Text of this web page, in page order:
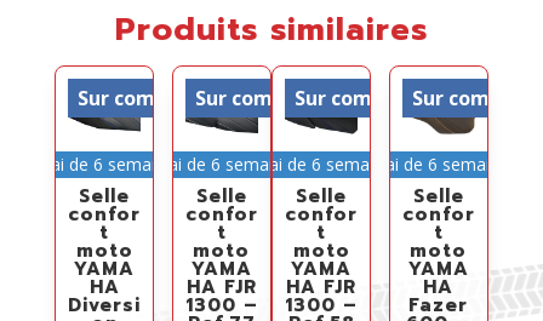
Produits similaires
Sur commande
Délai de 6 semaines
Selle
confor
t
moto
YAMA
HA
Diversi
Sur commande
Délai de 6 semaines
Selle
confor
t
moto
YAMA
HA FJR
1300 –
Sur commande
Délai de 6 semaines
Selle
confor
t
moto
YAMA
HA FJR
1300 –
Sur
Délai de 6 semaines
Selle
confor
t
moto
YAMA
HA
Fazer